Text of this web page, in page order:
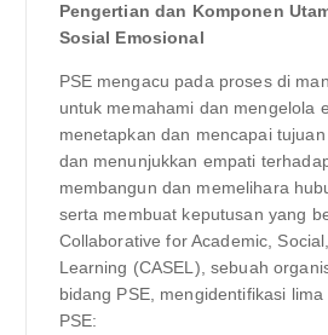
Pengertian dan Komponen
Sosial Emosional
PSE mengacu pada proses di
untuk memahami dan mengelola
menetapkan dan mencapai
dan menunjukkan empati
membangun dan memelihara
serta membuat keputusan yang
Collaborative for Academic,
Learning (CASEL), sebuah
bidang PSE, mengidentifikasi
PSE: